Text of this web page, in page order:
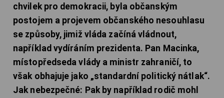
chvilek pro demokracii, byla občanským
postojem a projevem občanského nesouhlasu
se způsoby, jimiž vláda začíná vládnout,
například vydíráním prezidenta. Pan Macinka,
místopředseda vlády a ministr zahraničí, to
však obhajuje jako „standardní politický nátlak“.
Jak nebezpečné: Pak by například rodič mohl